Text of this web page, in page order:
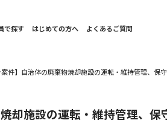
で探す はじめての方へ よくあるご質問
案件】自治体の廃棄物焼却施設の運転・維持管理、保
却施設の運転・維持管理、保